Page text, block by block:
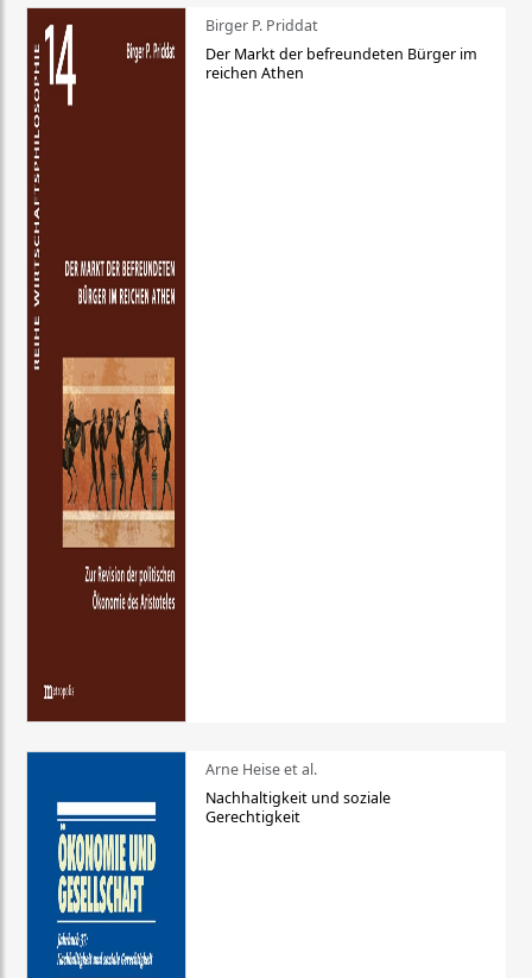
Birger P. Priddat
Der Markt der befreundeten Bürger im
reichen Athen
Arne Heise et al.
Nachhaltigkeit und soziale
Gerechtigkeit